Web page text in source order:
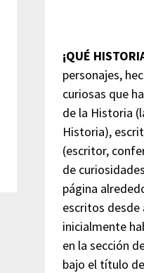
¡QUÉ
personajes,
curiosas que
de la Historia
Historia),
(escritor,
de
página
escritos desde
inicialmente
en la sección
bajo el título de